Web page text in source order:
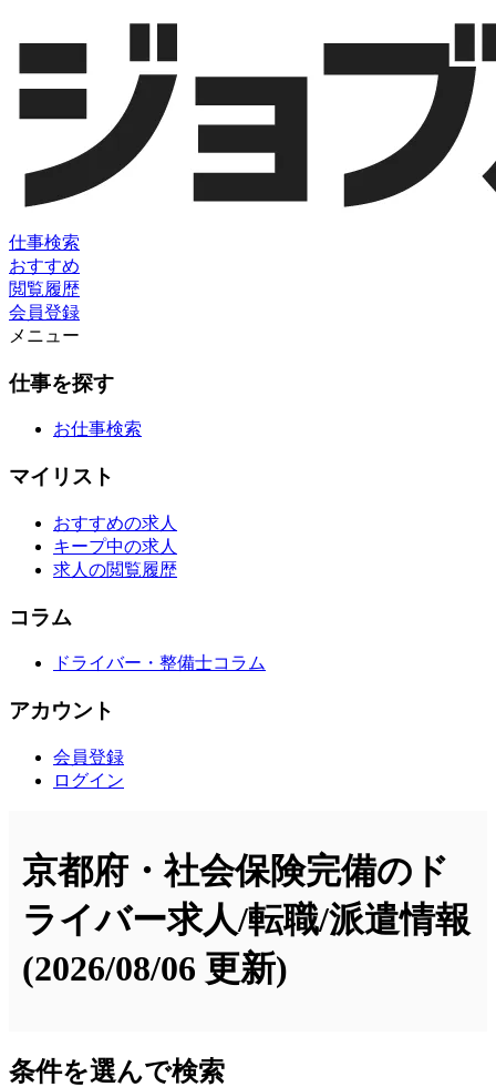
仕事検索
おすすめ
閲覧履歴
会員登録
メニュー
仕事を探す
お仕事検索
マイリスト
おすすめの求人
キープ中の求人
求人の閲覧履歴
コラム
ドライバー・整備士コラム
アカウント
会員登録
ログイン
京都府・社会保険完備のド
ライバー求人/転職/派遣情報
(2026/08/06 更新)
条件を選んで検索